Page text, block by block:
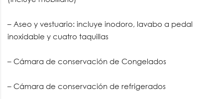
– Aseo y vestuario: incluye inodoro, lavabo a pedal
inoxidable y cuatro taquillas
– Cámara de conservación de Congelados
– Cámara de conservación de refrigerados